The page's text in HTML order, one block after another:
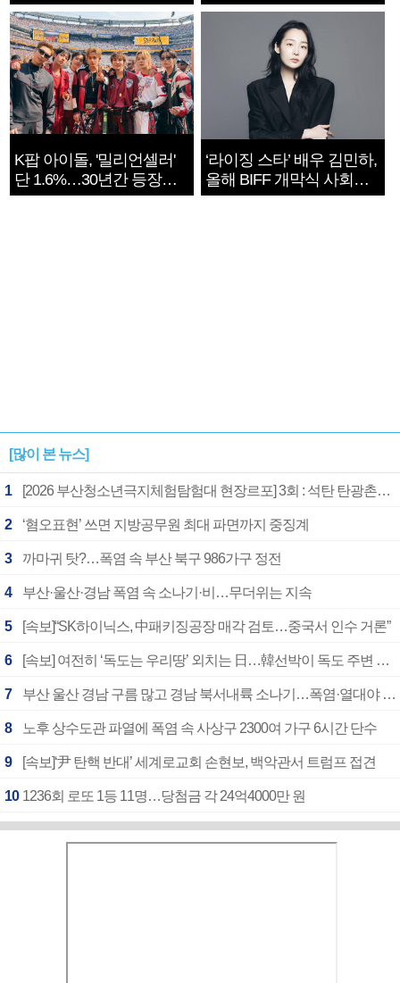
지는 ‘전쟁 속죄’
K팝 아이돌, '밀리언셀러'
단 1.6%…30년간 등장
1182개팀 전수조사
‘라이징 스타’ 배우 김민하,
올해 BIFF 개막식 사회자
확정
[많이 본 뉴스]
1 [2026 부산청소년극지체험탐험대 현장르포] 3회 : 석탄 탄광촌에서 북극 연구의 중심지로
2 ‘혐오표현’ 쓰면 지방공무원 최대 파면까지 중징계
3 까마귀 탓?…폭염 속 부산 북구 986가구 정전
4 부산·울산·경남 폭염 속 소나기·비…무더위는 지속
5 [속보]“SK하이닉스, 中패키징공장 매각 검토…중국서 인수 거론”
6 [속보] 여전히 ‘독도는 우리땅’ 외치는 日…韓선박이 독도 주변 해양조사 활동하자 반발
7 부산 울산 경남 구름 많고 경남 북서내륙 소나기…폭염·열대야 계속
8 노후 상수도관 파열에 폭염 속 사상구 2300여 가구 6시간 단수
9 [속보]‘尹 탄핵 반대’ 세계로교회 손현보, 백악관서 트럼프 접견
10 1236회 로또 1등 11명…당첨금 각 24억4000만 원